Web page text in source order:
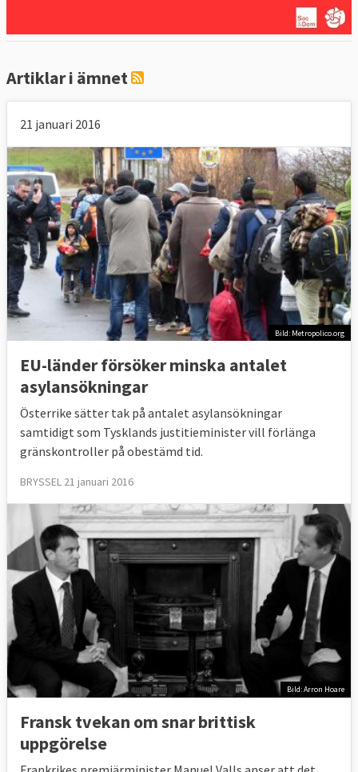
Artiklar i ämnet
21 januari 2016
Bild: Metropolico.org
EU-länder försöker minska antalet
asylansökningar
Österrike sätter tak på antalet asylansökningar
samtidigt som Tysklands justitieminister vill förlänga
gränskontroller på obestämd tid.
BRYSSEL 21 januari 2016
Bild: Arron Hoare
Fransk tvekan om snar brittisk
uppgörelse